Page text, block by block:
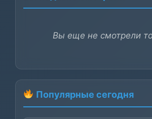
Вы еще не смотрели
Популярные сегодня